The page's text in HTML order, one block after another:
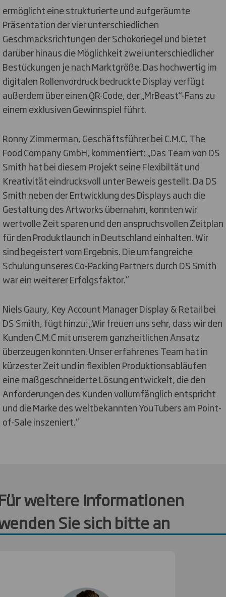
ermöglicht eine strukturierte und aufgeräumte
Präsentation der vier unterschiedlichen
Geschmacksrichtungen der Schokoriegel und bietet
darüber hinaus die Möglichkeit zwei unterschiedlicher
Bestückungen je nach Marktgröße. Das hochwertig im
digitalen Rollenvordruck bedruckte Display verfügt
außerdem über einen QR-Code, der „MrBeast“-Fans zu
einem exklusiven Gewinnspiel führt.
Ronny Zimmerman, Geschäftsführer bei C.M.C. The
Food Company GmbH, kommentiert: „Das Team von DS
Smith hat bei diesem Projekt seine Flexibiltät und
Kreativität eindrucksvoll unter Beweis gestellt. Da DS
Smith neben der Entwicklung des Displays auch die
Gestaltung des Artworks übernahm, konnten wir
wertvolle Zeit sparen und den anspruchsvollen Zeitplan
für den Produktlaunch in Deutschland einhalten. Wir
sind begeistert vom Ergebnis. Die umfangreiche
Schulung unseres Co-Packing Partners durch DS Smith
war ein weiterer Erfolgsfaktor.“
Niels Gaury, Key Account Manager Display & Retail bei
DS Smith, fügt hinzu: „Wir freuen uns sehr, dass wir den
Kunden C.M.C mit unserem ganzheitlichen Ansatz
überzeugen konnten. Unser erfahrenes Team hat in
kürzester Zeit und in flexiblen Produktionsabläufen
eine maßgeschneiderte Lösung entwickelt, die den
Anforderungen des Kunden vollumfänglich entspricht
und die Marke des weltbekannten YouTubers am Point-
of-Sale inszeniert.“
weitere Informationen
Sie sich bitte an